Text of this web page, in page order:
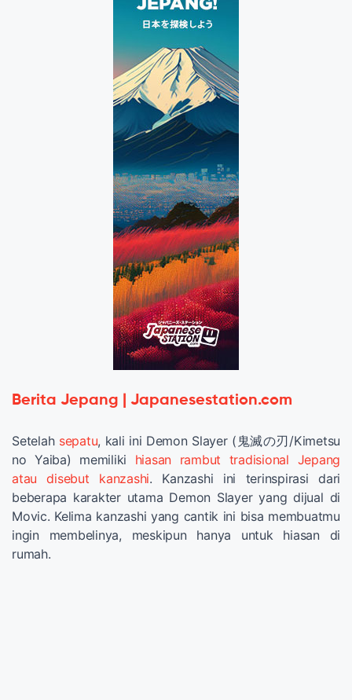
Berita Jepang | Japanesestation.com
Setelah sepatu, kali ini Demon Slayer (鬼滅の刃/Kimetsu
no Yaiba) memiliki hiasan rambut tradisional Jepang
atau disebut kanzashi. Kanzashi ini terinspirasi dari
beberapa karakter utama Demon Slayer yang dijual di
Movic. Kelima kanzashi yang cantik ini bisa membuatmu
ingin membelinya, meskipun hanya untuk hiasan di
rumah.